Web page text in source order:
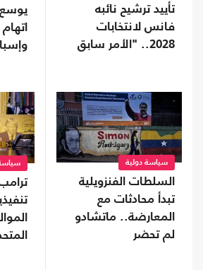
تأييد ترشيح نائبه
فانس لانتخابات
2028.. "الأمر سابق
يوسع
سياسة دولية
السلطات الفنزويلية
تبدأ محادثات مع
المعارضة.. ماتشادو
لم تحضر